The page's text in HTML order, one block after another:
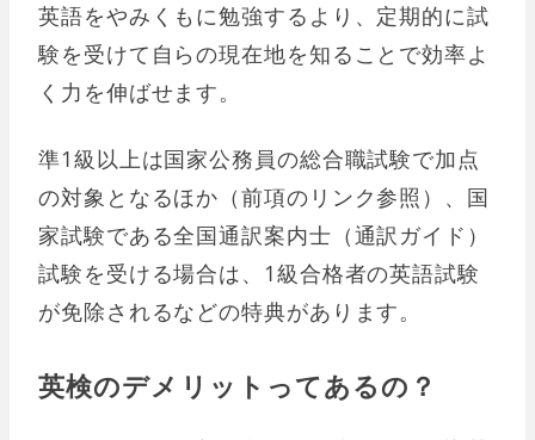
英語をやみくもに勉強するより、定期的に試
験を受けて自らの現在地を知ることで効率よ
く力を伸ばせます。
準1級以上は国家公務員の総合職試験で加点
の対象となるほか（前項のリンク参照）、国
家試験である全国通訳案内士（通訳ガイド）
試験を受ける場合は、1級合格者の英語試験
が免除されるなどの特典があります。
英検のデメリットってあるの？